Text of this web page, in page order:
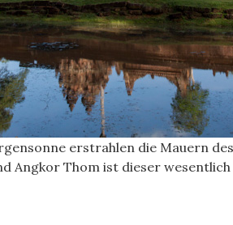
erstrahlen die Mauern
Angkor Thom ist dieser wesentlich